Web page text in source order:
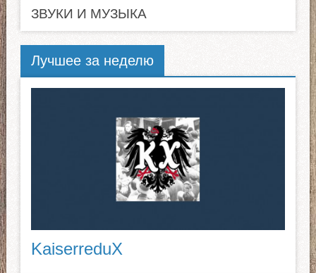
ЗВУКИ И МУЗЫКА
Лучшее за неделю
KaiserreduX